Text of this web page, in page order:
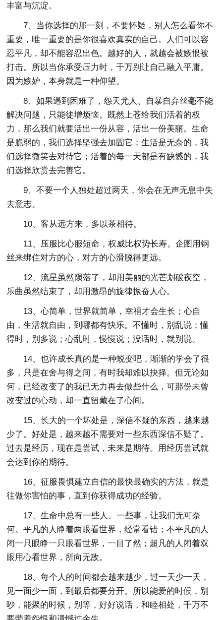
丰富与沉淀。
7、当你选择的那一刻，不要怀疑，别人怎么看你不
重要，唯一重要的是你很喜欢真实的自己。人们可以容
忍平凡，却不能容忍出色。越好的人，就越会被嫉恨被
打击。所以当你承受压力时，千万别让自己融入平庸。
因为嫉妒，本身就是一种仰望。
8、如果遇到困难了，怨天尤人、自暴自弃丝毫不能
解决问题，只能徒增烦恼。既然上苍给我们活着的权
力，那么我们就要活出一份从容，活出一份美丽。生命
是脆弱的，我们选择坚强去加固它；生活是无奈的，我
们选择微笑去对待它；活着的每一天都是有缺憾的，我
们选择欣赏去完善它。
9、不要一个人独处超过两天，你会在无声无息中失
去意志。
10、客从远方来，多以茶相待。
11、压服比心服短命，权威比权势长寿。企图用钢
丝来绑住对方的心，对方的心滑脱得更远。
12、流星虽然陨落了，却用美丽的光芒划破夜空，
乐曲虽然结束了，却用激昂的旋律振奋人心。
13、心简单，世界就简单，幸福才会生长；心自
由，生活就自由，到哪都有快乐。不懂时，别乱说；懂
得时，别多说；心乱时，慢慢说；没话时，就别说。
14、也许成长真的是一种蜕变吧，渐渐的学会了很
多，只是在舍与得之间，有时我却难以抉择。但无论如
何，已经改变了的我已无力再去做些什么，可那份未曾
改变过的心动，却一直留藏在了心间。
15、长大的一个坏处是，深信不疑的东西，越来越
少了。好处是，越来越不需要对一些东西深信不疑了。
过去是经历，现在是尝试，未来是期待。用经历尝试就
会达到你的期待。
16、征服畏惧建立自信的最快最确实的方法，就是
往做你害怕的事，直到你获得成功的经验。
17、生命中总有一些人、一些事，让我们无可奈
何。平凡的人睁着两眼看世界，经常看错；不平凡的人
闭一只眼睁一只眼看世界，一目了然；超凡的人闭着双
眼用心看世界，所向无敌。
18、每个人的时间都会越来越少，过一天少一天，
见一面少一面，到最后都要分开。所以能爱的时候，别
吵，能聚的时候，别等，好好说话，和睦相处，千万不